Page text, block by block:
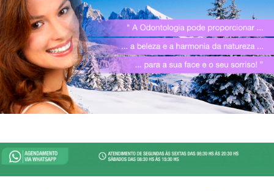
Whats App: 9 4624-0000.